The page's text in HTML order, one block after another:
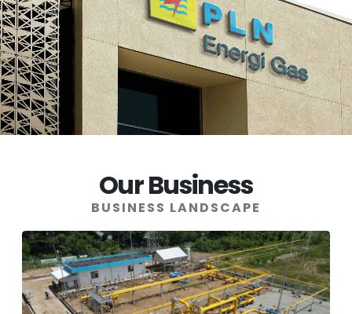
Our Business
BUSINESS LANDSCAPE